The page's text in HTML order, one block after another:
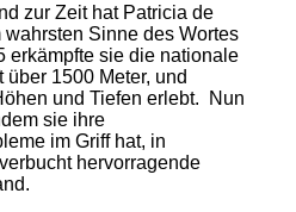
zur Zeit hat Patricia de
wahrsten Sinne des Wortes
erkämpfte sie die nationale
1500 Meter, und
und Tiefen erlebt. Nun
sie ihre
im Griff hat, in
hervorragende